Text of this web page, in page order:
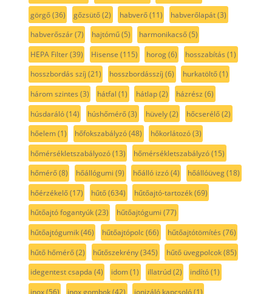
görgő(36) gőzsütő(2) habverő(11) habverőlapát(3)
habverőszár(7) hajtómű(5) harmonikacső(5)
HEPA Filter(39) Hisense (115) horog(6) hosszabítás (1)
hosszbordás szíj (21) hosszbordásszíj (6) hurkatöltő(1)
három szintes (3) hátfal (1) hátlap(2) házrész (6)
húsdaráló(14) húshőmérő(3) hüvely(2) hőcserélő(2)
hőelem(1) hőfokszabályzó(48) hőkorlátozó(3)
hőmérsékletszabályozó(13) hőmérsékletszabályzó(15)
hőmérő(8) hőállógumi (9) hőálló izzó(4) hőállóüveg(18)
hőérzékelő(17) hűtő(634) hűtőajtó-tartozék(69)
hűtőajtó fogantyúk(23) hűtőajtógumi (77)
hűtőajtógumik(46) hűtőajtópolc(66) hűtőajtótömítés (76)
hűtő hőmérő(2) hűtőszekrény(345) hűtő üvegpolcok(85)
idegentest csapda (4) idom(1) illatrúd(2) indító(1)
inox(56) inox gombok(42) ionizáló kapcsoló(1)